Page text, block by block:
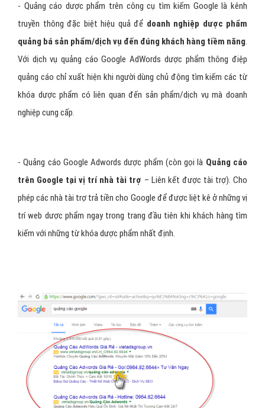
- Quảng cáo dược phẩm trên công cụ tìm kiếm Google là kênh
truyền thông đặc biệt hiệu quả để doanh nghiệp dược phẩm
quảng bá sản phẩm/dịch vụ đến đúng khách hàng tiềm năng.
Với dịch vụ quảng cáo Google AdWords dược phẩm thông điệp
quảng cáo chỉ xuất hiện khi người dùng chủ động tìm kiếm các từ
khóa dược phẩm có liên quan đến sản phẩm/dịch vụ mà doanh
nghiệp cung cấp.
- Quảng cáo Google Adwords dược phẩm (còn gọi là Quảng cáo
trên Google tại vị trí nhà tài trợ – Liên kết được tài trợ). Cho
phép các nhà tài trợ trả tiền cho Google để được liệt kê ở những vị
trí web dược phẩm ngay trong trang đầu tiên khi khách hàng tìm
kiếm với những từ khóa dược phẩm nhất định.